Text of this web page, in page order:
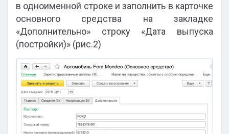
в одноименной строке и заполнить в карточке
основного средства на закладке
«Дополнительно» строку «Дата выпуска
(постройки)» (рис.2)